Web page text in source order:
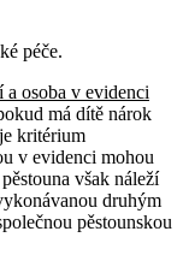
péče.
a osoba v evidenci
má dítě nárok
kritérium
v evidenci mohou
však náleží
druhým
pěstounskou